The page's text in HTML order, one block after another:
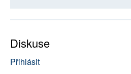
Diskuse
Přihlásit